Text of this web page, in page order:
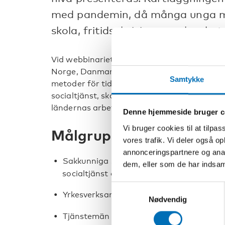
Samtykke
Denne hjemmeside bruger
Vi bruger cookies til at
vores trafik. Vi deler også
annonceringspartnere og
dem, eller som de har
Nødvendig
med pandemin, då många unga
skola, fritidsaktiviteter och
Vid webbinariet presenterar vi tre utvalda
Norge, Danmark och Sverige.
metoder för tidig upptäckt, hot- och
socialtjänst, skola och polis. Dessutom
ländernas arbete mot hedersförtryck.
Målgrupp
Sakkunniga som arbetar mot negativ
socialtjänst och rättsväsende
Yrkesverksamma och organisationer
Tjänstemän och beslutsfattare inom